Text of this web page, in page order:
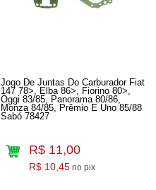
Jogo De Juntas Do Carburador Fiat
147 78>, Elba 86>, Fiorino 80>,
Oggi 83/85, Panorama 80/86,
Monza 84/85, Prêmio E Uno 85/88
Sabó 78427
R$ 11,00
R$ 10,45 no pix